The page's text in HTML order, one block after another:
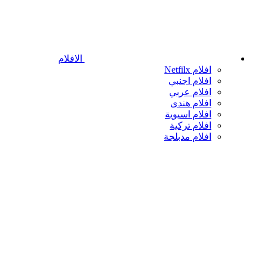
الافلام
افلام Netfilx
افلام اجنبي
افلام عربي
افلام هندى
افلام اسيوية
افلام تركية
افلام مدبلجة